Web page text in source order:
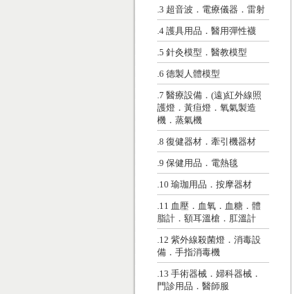
.3 超音波．電療儀器．雷射
.4 護具用品．醫用彈性襪
.5 針灸模型．醫教模型
.6 德製人體模型
.7 醫療設備．(遠)紅外線照
護燈．黃疸燈．氧氣製造
機．蒸氣機
.8 復健器材．牽引機器材
.9 保健用品．電熱毯
.10 瑜珈用品．按摩器材
.11 血壓．血氧．血糖．體
脂計．額耳溫槍．肛溫計
.12 紫外線殺菌燈．消毒設
備．手指消毒機
.13 手術器械．婦科器械．
門診用品．醫師服